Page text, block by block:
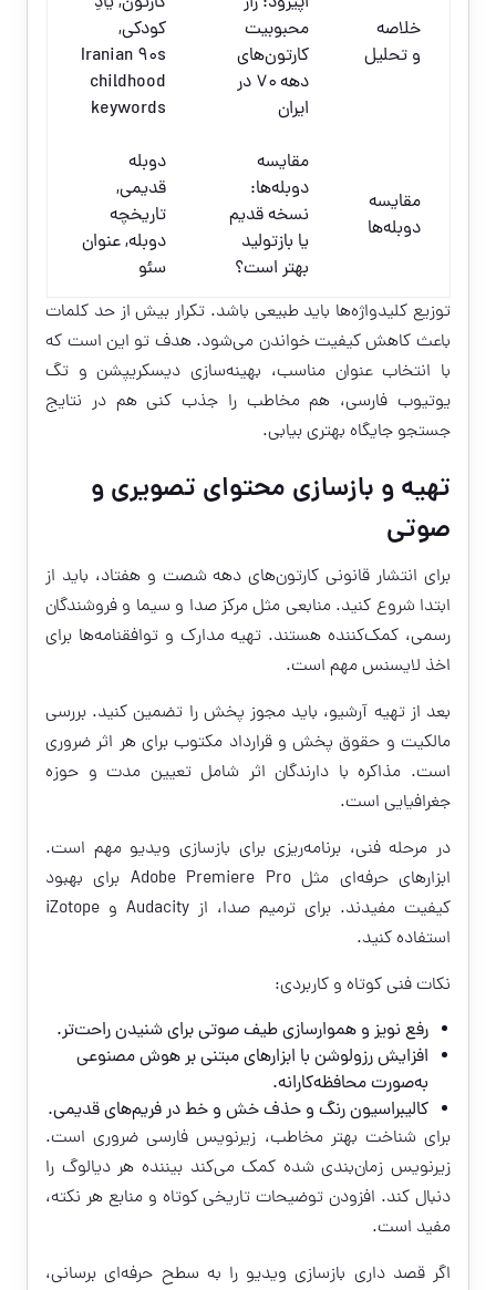
خلاصه
و تحلیل
محبوبیت
کارتون‌های
دهه ۷۰ در
ایران
کودکی,
Iranian 90s
childhood
keywords
مقایسه
دوبله‌ها
مقایسه
دوبله‌ها:
نسخه قدیم
یا بازتولید
بهتر است؟
دوبله
قدیمی,
تاریخچه
دوبله, عنوان
سئو
توزیع کلیدواژه‌ها باید طبیعی باشد. تکرار بیش از حد کلمات
باعث کاهش کیفیت خواندن می‌شود. هدف تو این است که
با انتخاب عنوان مناسب، بهینه‌سازی دیسکریپشن و تگ
یوتیوب فارسی، هم مخاطب را جذب کنی هم در نتایج
جستجو جایگاه بهتری بیابی.
تهیه و بازسازی محتوای تصویری و
صوتی
برای انتشار قانونی کارتون‌های دهه شصت و هفتاد، باید از
ابتدا شروع کنید. منابعی مثل مرکز صدا و سیما و فروشندگان
رسمی، کمک‌کننده هستند. تهیه مدارک و توافقنامه‌ها برای
اخذ لایسنس مهم است.
بعد از تهیه آرشیو، باید مجوز پخش را تضمین کنید. بررسی
مالکیت و حقوق پخش و قرارداد مکتوب برای هر اثر ضروری
است. مذاکره با دارندگان اثر شامل تعیین مدت و حوزه
جغرافیایی است.
در مرحله فنی، برنامه‌ریزی برای بازسازی ویدیو مهم است.
ابزارهای حرفه‌ای مثل Adobe Premiere Pro برای بهبود
کیفیت مفیدند. برای ترمیم صدا، از Audacity و iZotope
استفاده کنید.
نکات فنی کوتاه و کاربردی:
رفع نویز و هموارسازی طیف صوتی برای شنیدن راحت‌تر.
افزایش رزولوشن با ابزارهای مبتنی بر هوش مصنوعی
به‌صورت محافظه‌کارانه.
کالیبراسیون رنگ و حذف خش و خط در فریم‌های قدیمی.
برای شناخت بهتر مخاطب، زیرنویس فارسی ضروری است.
زیرنویس زمان‌بندی شده کمک می‌کند بیننده هر دیالوگ را
دنبال کند. افزودن توضیحات تاریخی کوتاه و منابع هر نکته،
مفید است.
اگر قصد داری بازسازی ویدیو را به سطح حرفه‌ای برسانی،